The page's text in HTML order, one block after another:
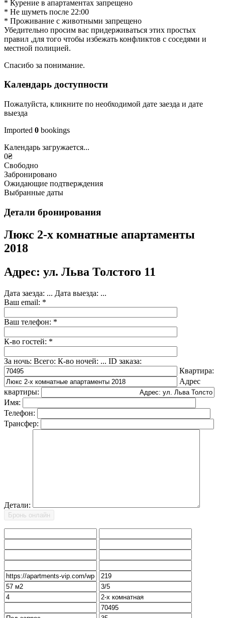
* Курение в апартаментах запрещено
* Не шуметь после 22:00
* Проживание с животными запрещено
Убедительно просим вас придерживаться этих простых
правил ,для того чтобы избежать конфликтов с соседями и
местной полицией.
Спасибо за понимание.
Календарь доступности
Пожалуйста, кликните по необходимой дате заезда и дате
выезда
Imported 0 bookings
Календарь загружается...
0₴
Свободно
Забронировано
Ожидающие подтверждения
Выбранные даты
Детали бронирования
Люкс 2-х комнатные апартаменты
2018
Адрес: ул. Льва Толстого 11
Дата заезда: ... Дата выезда: ...
Ваш email: *
Ваш телефон: *
К-во гостей: *
За ночь: Всего: К-во ночей: ... ID заказа:
Квартира:
Адрес
квартиры:
Имя:
Телефон:
Трансфер:
Детали: